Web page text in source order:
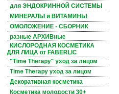
для ЭНДОКРИННОЙ СИСТЕМЫ
МИНЕРАЛЫ и ВИТАМИНЫ
ОМОЛОЖЕНИЕ - СБОРНИК
разные АРХИВные
КИСЛОРОДНАЯ КОСМЕТИКА
ДЛЯ ЛИЦА от FABERLIC
"Time Therapy" уход за лицом
Time Therapy уход за лицом
Декоративная косметика
Косметика молодости 30+